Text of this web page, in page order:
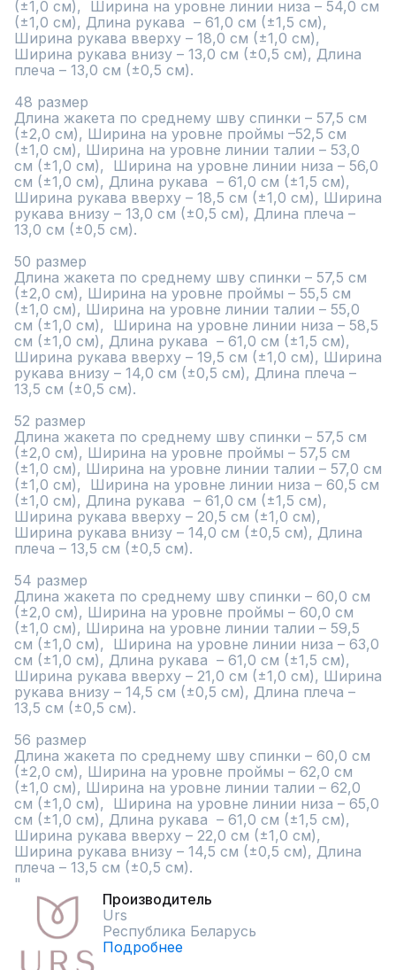
(±1,0 см),  Ширина на уровне линии низа – 54,0 см
(±1,0 см), Длина рукава  – 61,0 см (±1,5 см),
Ширина рукава вверху – 18,0 см (±1,0 см),
Ширина рукава внизу – 13,0 см (±0,5 см), Длина
плеча – 13,0 см (±0,5 см).
48 размер
Длина жакета по среднему шву спинки – 57,5 см
(±2,0 см), Ширина на уровне проймы –52,5 см
(±1,0 см), Ширина на уровне линии талии – 53,0
см (±1,0 см),  Ширина на уровне линии низа – 56,0
см (±1,0 см), Длина рукава  – 61,0 см (±1,5 см),
Ширина рукава вверху – 18,5 см (±1,0 см), Ширина
рукава внизу – 13,0 см (±0,5 см), Длина плеча –
13,0 см (±0,5 см).
50 размер
Длина жакета по среднему шву спинки – 57,5 см
(±2,0 см), Ширина на уровне проймы – 55,5 см
(±1,0 см), Ширина на уровне линии талии – 55,0
см (±1,0 см),  Ширина на уровне линии низа – 58,5
см (±1,0 см), Длина рукава  – 61,0 см (±1,5 см),
Ширина рукава вверху – 19,5 см (±1,0 см), Ширина
рукава внизу – 14,0 см (±0,5 см), Длина плеча –
13,5 см (±0,5 см).
52 размер
Длина жакета по среднему шву спинки – 57,5 см
(±2,0 см), Ширина на уровне проймы – 57,5 см
(±1,0 см), Ширина на уровне линии талии – 57,0 см
(±1,0 см),  Ширина на уровне линии низа – 60,5 см
(±1,0 см), Длина рукава  – 61,0 см (±1,5 см),
Ширина рукава вверху – 20,5 см (±1,0 см),
Ширина рукава внизу – 14,0 см (±0,5 см), Длина
плеча – 13,5 см (±0,5 см).
54 размер
Длина жакета по среднему шву спинки – 60,0 см
(±2,0 см), Ширина на уровне проймы – 60,0 см
(±1,0 см), Ширина на уровне линии талии – 59,5
см (±1,0 см),  Ширина на уровне линии низа – 63,0
см (±1,0 см), Длина рукава  – 61,0 см (±1,5 см),
Ширина рукава вверху – 21,0 см (±1,0 см), Ширина
рукава внизу – 14,5 см (±0,5 см), Длина плеча –
13,5 см (±0,5 см).
56 размер
Длина жакета по среднему шву спинки – 60,0 см
(±2,0 см), Ширина на уровне проймы – 62,0 см
(±1,0 см), Ширина на уровне линии талии – 62,0
см (±1,0 см),  Ширина на уровне линии низа – 65,0
см (±1,0 см), Длина рукава  – 61,0 см (±1,5 см),
Ширина рукава вверху – 22,0 см (±1,0 см),
Ширина рукава внизу – 14,5 см (±0,5 см), Длина
плеча – 13,5 см (±0,5 см).
"
Производитель
Urs
Республика Беларусь
Подробнее